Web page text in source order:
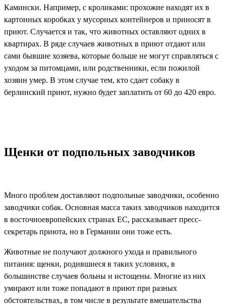
Камински. Например, с кроликами: прохожие находят их в
картонных коробках у мусорных контейнеров и приносят в
приют. Случается и так, что животных оставляют одних в
квартирах. В ряде случаев животных в приют отдают или
сами бывшие хозяева, которые больше не могут справляться с
уходом за питомцами, или родственники, если пожилой
хозяин умер. В этом случае тем, кто сдает собаку в
берлинский приют, нужно будет заплатить от 60 до 420 евро.
Щенки от подпольных заводчиков
Много проблем доставляют подпольные заводчики, особенно
заводчики собак. Основная масса таких заводчиков находится
в восточноевропейских странах ЕС, рассказывает пресс-
секретарь приюта, но в Германии они тоже есть.
Животные не получают должного ухода и правильного
питания: щенки, родившиеся в таких условиях, в
большинстве случаев больны и истощены. Многие из них
умирают или тоже попадают в приют при разных
обстоятельствах, в том числе в результате вмешательства